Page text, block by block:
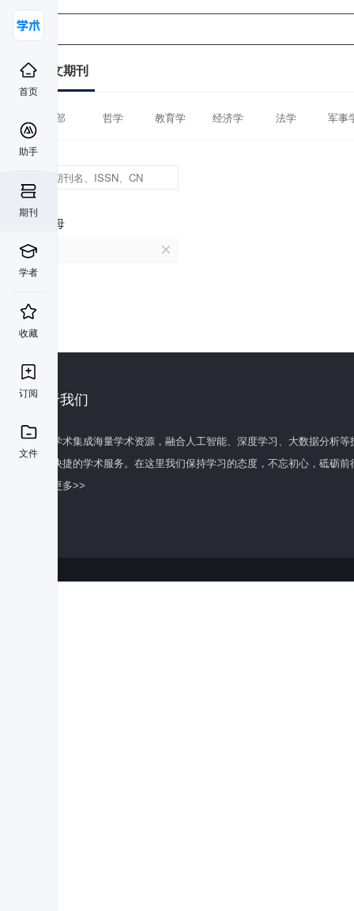
首页
助手
期刊
学者
收藏
订阅
文件
中文期刊
全部 哲学 教育学 经济学 法学 军事
首字母
E
关于我们
百度学术集成海量学术资源，融合人工智能、深度学习、大数据分析
全面快捷的学术服务。在这里我们保持学习的态度，不忘初心，砥砺前
了解更多>>